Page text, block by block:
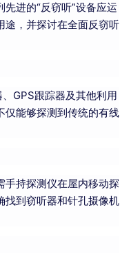
进的“反窃听”设备应运
途，并探讨在全面反窃听
GPS跟踪器及其他利用
仅能够探测到传统的有线
手持探测仪在屋内移动探
找到窃听器和针孔摄像机